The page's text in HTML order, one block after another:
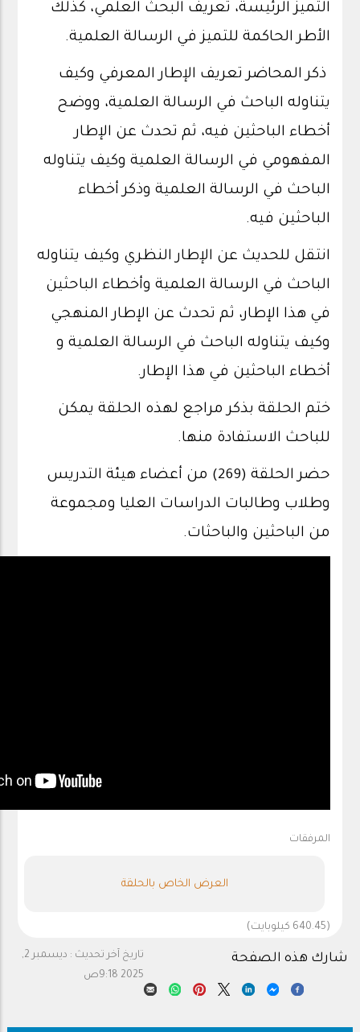
التميز الرئيسة، تعريف البحث العلمي، كذلك
الأطر الحاكمة للتميز في الرسالة العلمية.
ذكر المحاضر تعريف الإطار المعرفي وكيف
يتناوله الباحث في الرسالة العلمية، ووضح
أخطاء الباحثين فيه، ثم تحدث عن الإطار
المفهومي في الرسالة العلمية وكيف يتناوله
الباحث في الرسالة العلمية وذكر أخطاء
الباحثين فيه.
انتقل للحديث عن الإطار النظري وكيف يتناوله
الباحث في الرسالة العلمية وأخطاء الباحثين
في هذا الإطار، ثم تحدث عن الإطار المنهجي
وكيف يتناوله الباحث في الرسالة العلمية و
أخطاء الباحثين في هذا الإطار.
ختم الحلقة بذكر مراجع لهذه الحلقة يمكن
للباحث الاستفادة منها.
حضر الحلقة (269) من أعضاء هيئة التدريس
وطلاب وطالبات الدراسات العليا ومجموعة
من الباحثين والباحثات.
المرفقات
العرض الخاص بالحلقة
(640.45 كيلوبايت)
تاريخ آخر تحديث :
ديسمبر 2,
2025 9:18ص
شارك هذه الصفحة